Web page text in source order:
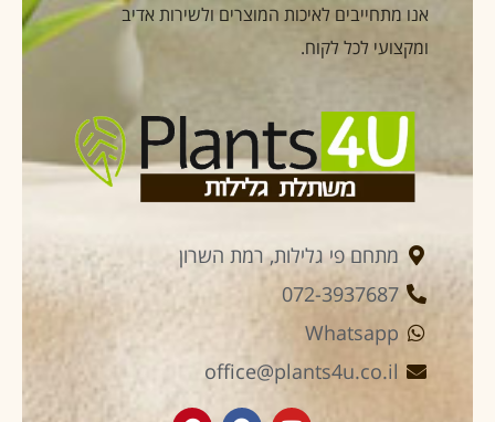
אנו מתחייבים לאיכות המוצרים ולשירות אדיב
ומקצועי לכל לקוח.
מתחם פי גלילות, רמת השרון
072-3937687
Whatsapp
office@plants4u.co.il